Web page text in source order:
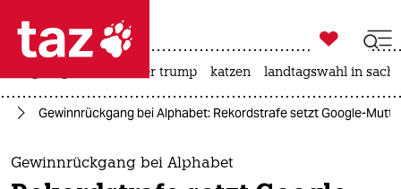
 taz zahl ich
taz zahl ich
themen

taz zahl ich
usa unter trump katzen landtagswahl in
Gewinnrückgang bei Alphabet: Rekordstrafe setzt Google-
Gewinnrückgang bei Alphabet